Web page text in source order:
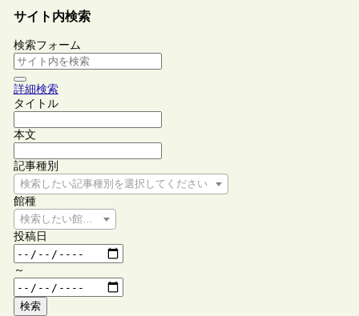
サイト内検索
検索フォーム
詳細検索
タイトル
本文
記事種別
検索したい記事種別を選択してください
館種
検索したい館種を選択してください
投稿日
～
検索